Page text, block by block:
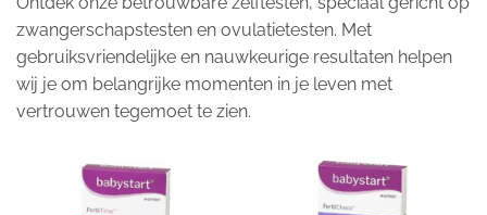
zwangerschapstesten en ovulatietesten. Met
gebruiksvriendelijke en nauwkeurige resultaten helpen
wij je om belangrijke momenten in je leven met
vertrouwen tegemoet te zien.